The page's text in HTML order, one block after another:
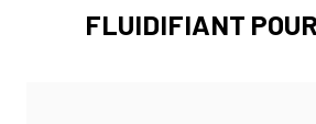
FLUIDIFIANT